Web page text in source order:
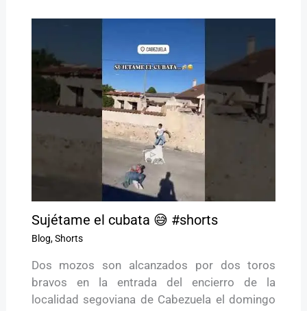
Sujétame el cubata 😅 #shorts
Blog,Shorts
Dos mozos son alcanzados por dos toros
bravos en la entrada del encierro de la
localidad segoviana de Cabezuela el domingo